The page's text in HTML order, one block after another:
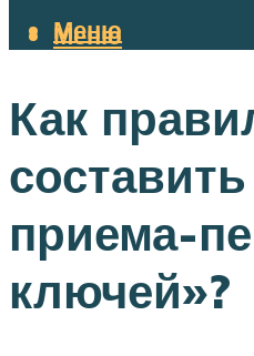
Меню
Меню
Как
приема-
ключей»?